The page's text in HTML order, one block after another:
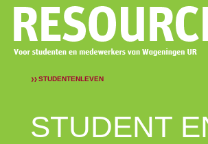
STUDENTENLEVEN
STUDENT